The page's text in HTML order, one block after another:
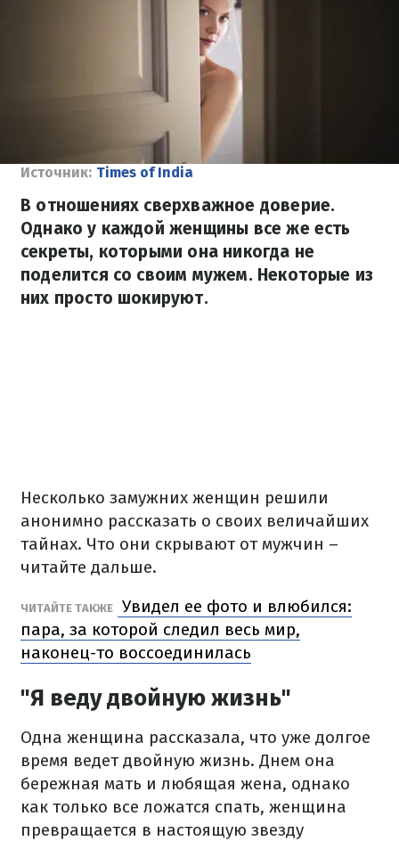
Источник: Times of India
В отношениях сверхважное доверие.
Однако у каждой женщины все же есть
секреты, которыми она никогда не
поделится со своим мужем. Некоторые из
них просто шокируют.
Несколько замужних женщин решили
анонимно рассказать о своих величайших
тайнах. Что они скрывают от мужчин –
читайте дальше.
ЧИТАЙТЕ ТАКЖЕ
Увидел ее фото и влюбился:
пара, за которой следил весь мир,
наконец-то воссоединилась
"Я веду двойную жизнь"
Одна женщина рассказала, что уже долгое
время ведет двойную жизнь. Днем она
бережная мать и любящая жена, однако
как только все ложатся спать, женщина
превращается в настоящую звезду